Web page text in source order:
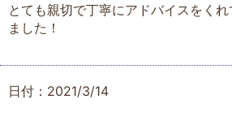
とても親切で丁寧にアドバイスをく
ました！
日付：2021/3/14